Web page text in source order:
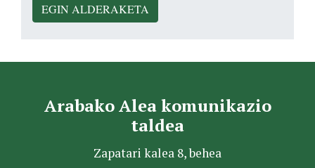
EGIN ALDERAKETA
Arabako Alea komunikazio
taldea
Zapatari kalea 8, behea